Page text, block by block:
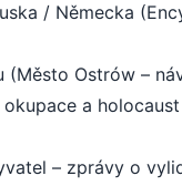
/ Německa
(Město Ostrów –
a
– zprávy o